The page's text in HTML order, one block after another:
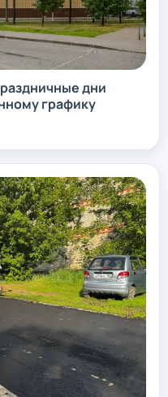
дни
графику